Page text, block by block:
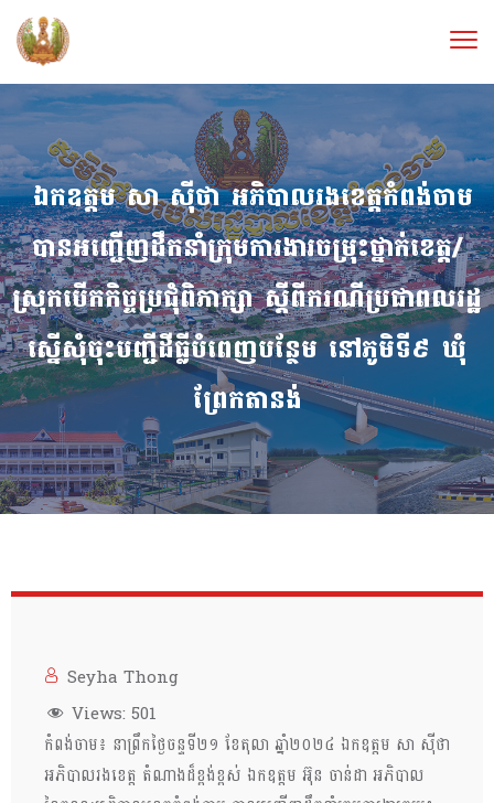
​ ឯកឧត្តម សា ស៊ីថា អភិបាលរងខេត្តកំពង់ចាម
បានអញ្ជើញដឹកនាំក្រុមការងារចម្រុះថ្នាក់ខេត្ដ/
ស្រុកបើកកិច្ចប្រជុំពិភាក្សា ស្តីពីករណីប្រជាពលរដ្ឋ
ស្នើសុំចុះបញ្ជីដី​ធ្លីបំពេញបន្ថែម នៅភូមិទី៩ ឃុំ
ព្រែកតានង់
Seyha Thong
Views: 501
កំពង់ចាម៖​ នាព្រឹកថ្ងៃចន្ទទី២១ ខែតុលា ឆ្នាំ២០២៤​ ឯកឧត្តម សា ស៊ីថា
អភិបាលរងខេត្ត តំណាងដ៏ខ្ពង់ខ្ពស់ ឯកឧត្តម អ៊ុន ចាន់ដា អភិបាល